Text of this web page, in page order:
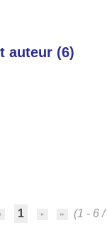
auteur (6)
1 (1 - 6